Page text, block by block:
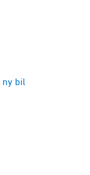
ny bil